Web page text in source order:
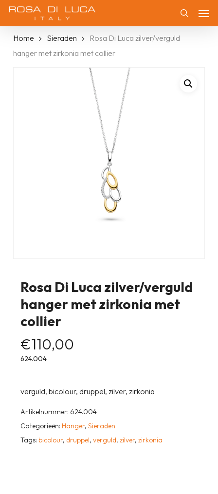
Skip
content
Home Sieraden
Rosa Di Luca zilver/verguld
hanger met zirkonia met collier
Rosa Di Luca zilver/verguld
hanger met zirkonia met
collier
€110,00
624.004
verguld, bicolour, druppel, zilver, zirkonia
Artikelnummer: 624.004
Categorieën: Hanger, Sieraden
Tags: bicolour, druppel, verguld, zilver, zirkonia